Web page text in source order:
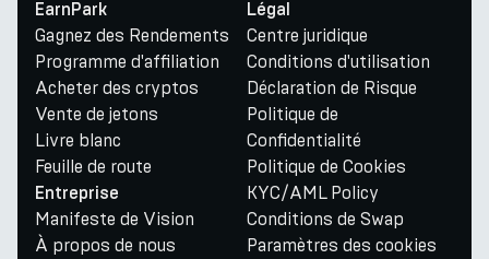
EarnPark
Gagnez des Rendements
Programme d'affiliation
Acheter des cryptos
Vente de jetons
Livre blanc
Feuille de route
Entreprise
Manifeste de Vision
À propos de nous
Légal
Centre juridique
Conditions d'utilisation
Déclaration de Risque
Politique de
Confidentialité
Politique de Cookies
KYC/AML Policy
Conditions de Swap
Paramètres des cookies